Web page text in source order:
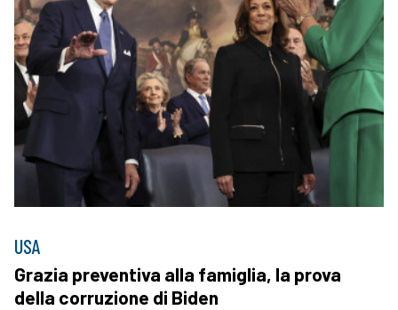
USA
Grazia preventiva alla famiglia, la prova
della corruzione di Biden